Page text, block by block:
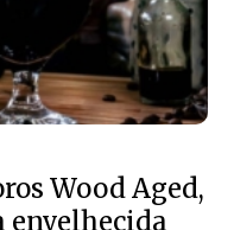
Wood Aged,
envelhecida